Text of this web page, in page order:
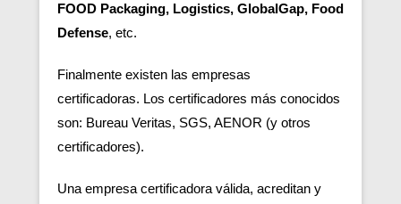
FOOD Packaging, Logistics, GlobalGap, Food
Defense, etc.
Finalmente existen las empresas
certificadoras. Los certificadores más conocidos
son: Bureau Veritas, SGS, AENOR (y otros
certificadores).
Una empresa certificadora válida, acreditan y